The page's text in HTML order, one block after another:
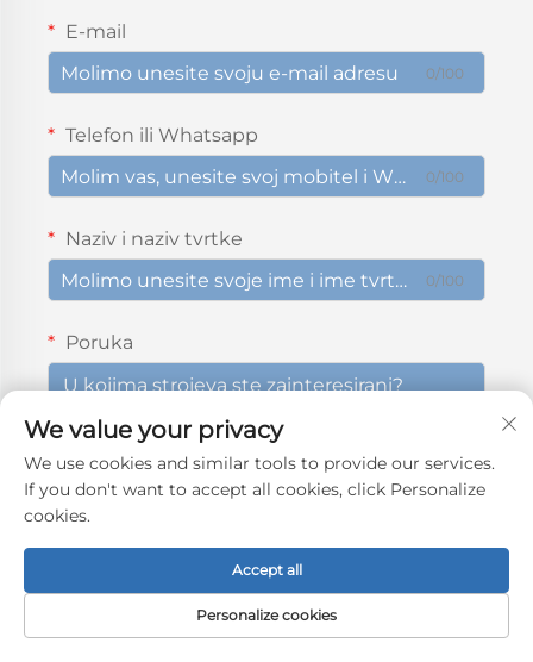
E-mail
0/100
Telefon ili Whatsapp
0/100
Naziv i naziv tvrtke
0/100
Poruka
0/1000
We value your privacy
We use cookies and similar tools to provide our services.
If you don't want to accept all cookies, click Personalize
cookies.
Personalize cookies
Accept all